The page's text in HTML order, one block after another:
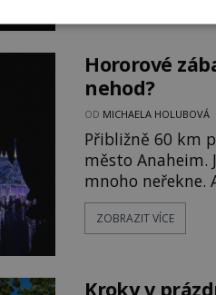
Dreyfuss napálí v
Tímto
Hororové
nehod?
OD MICHAELA HOLUBOVÁ
Přibližně 60 km
město Anaheim.
mnoho neřekne.
Disneyland, je hned jasno.
na poklidném
lidí ročně. A ač
ZOBRAZIT VÍCE
Kroky v